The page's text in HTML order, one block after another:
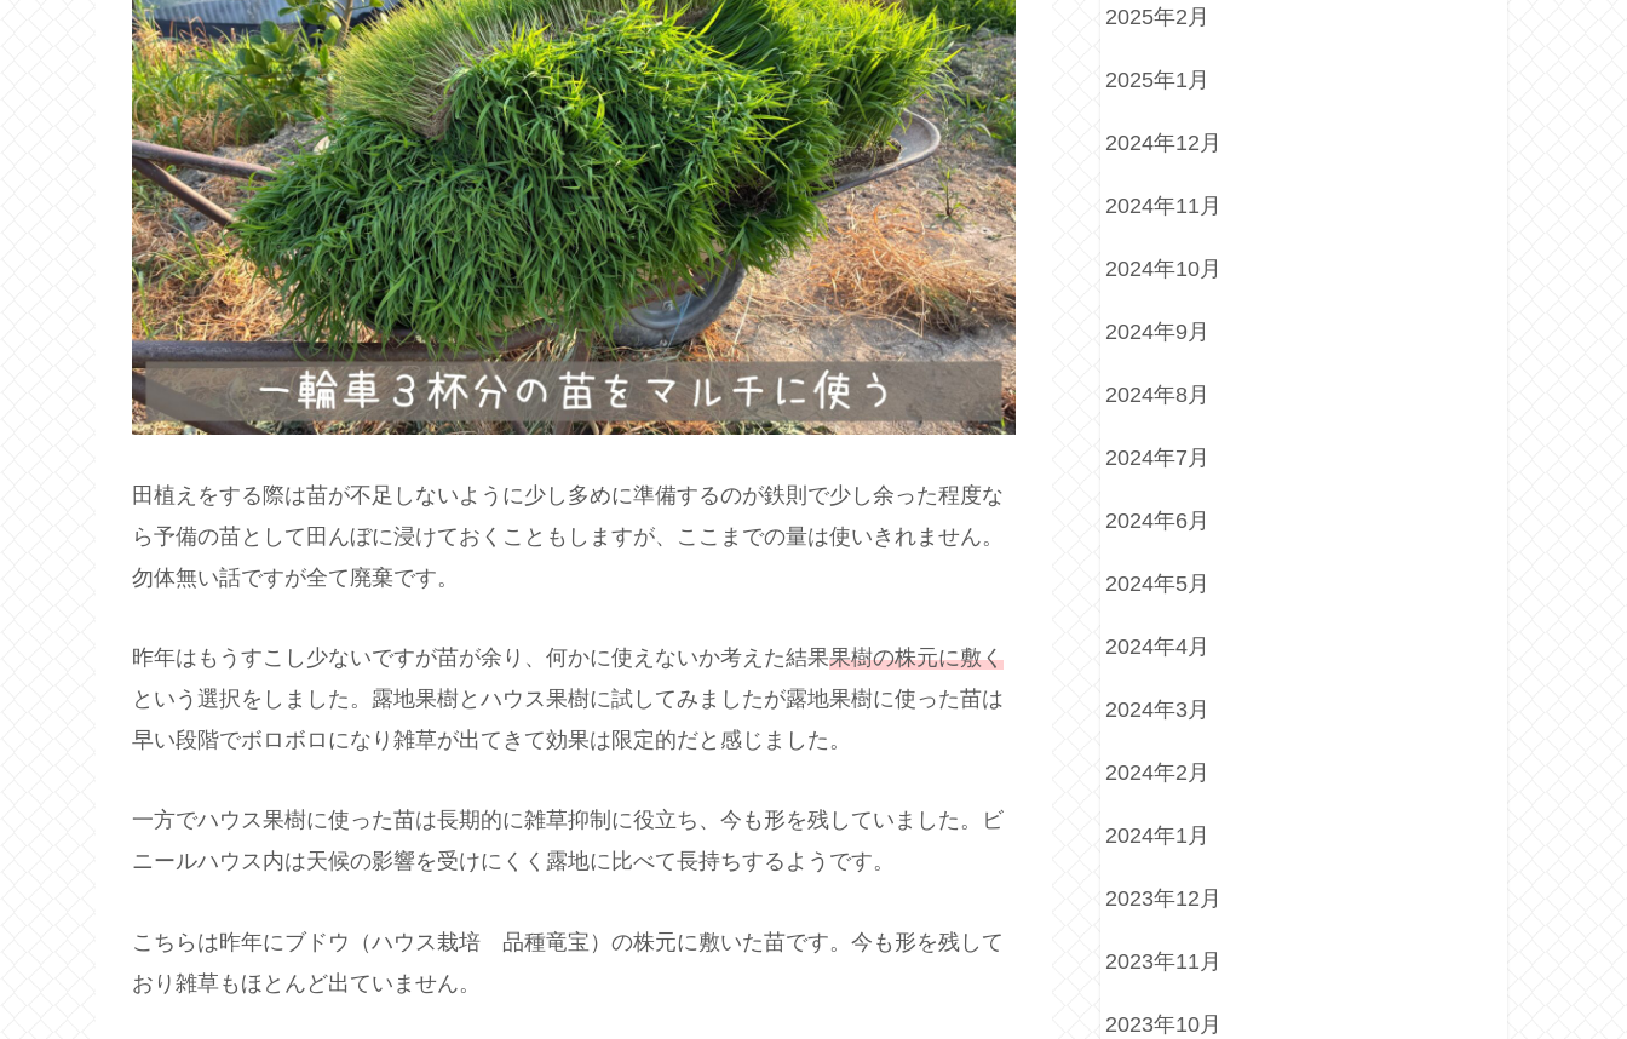
田植えをする際は苗が不足しないように少し多めに準備するのが鉄則で少し余った程度な
ら予備の苗として田んぼに浸けておくこともしますが、ここまでの量は使いきれません。
勿体無い話ですが全て廃棄です。
昨年はもうすこし少ないですが苗が余り、何かに使えないか考えた結果果樹の株元に敷く
という選択をしました。露地果樹とハウス果樹に試してみましたが露地果樹に使った苗は
早い段階でボロボロになり雑草が出てきて効果は限定的だと感じました。
一方でハウス果樹に使った苗は長期的に雑草抑制に役立ち、今も形を残していました。ビ
ニールハウス内は天候の影響を受けにくく露地に比べて長持ちするようです。
こちらは昨年にブドウ（ハウス栽培 品種竜宝）の株元に敷いた苗です。今も形を残して
おり雑草もほとんど出ていません。
2025年2月
2025年1月
2024年12月
2024年11月
2024年10月
2024年9月
2024年8月
2024年7月
2024年6月
2024年5月
2024年4月
2024年3月
2024年2月
2024年1月
2023年12月
2023年11月
2023年10月